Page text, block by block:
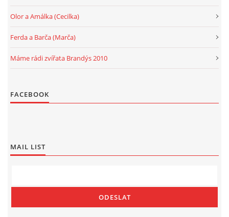
Olor a Amálka (Cecilka)
Ferda a Barča (Marča)
Máme rádi zvířata Brandýs 2010
FACEBOOK
MAIL LIST